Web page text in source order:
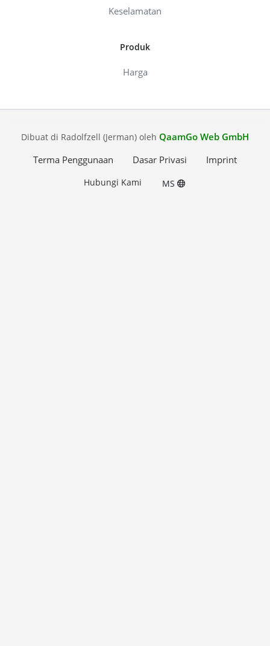
Keselamatan
Produk
Harga
Dibuat di Radolfzell (Jerman) oleh QaamGo Web GmbH
Terma Penggunaan
Dasar Privasi Imprint
Hubungi Kami MS